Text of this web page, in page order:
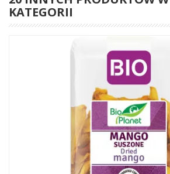
KATEGORII